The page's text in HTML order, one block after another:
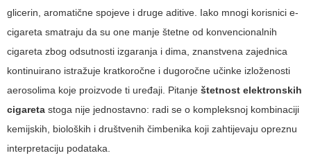
glicerin, aromatične spojeve i druge aditive. Iako mnogi korisnici e-
cigareta smatraju da su one manje štetne od konvencionalnih
cigareta zbog odsutnosti izgaranja i dima, znanstvena zajednica
kontinuirano istražuje kratkoročne i dugoročne učinke izloženosti
aerosolima koje proizvode ti uređaji. Pitanje štetnost elektronskih
cigareta stoga nije jednostavno: radi se o kompleksnoj kombinaciji
kemijskih, bioloških i društvenih čimbenika koji zahtijevaju opreznu
interpretaciju podataka.